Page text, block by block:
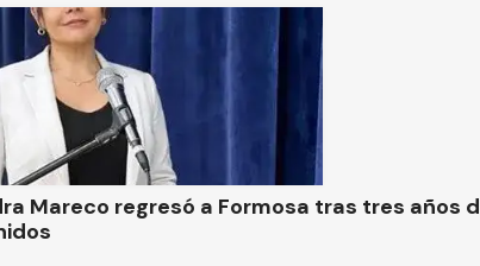
Mareco regresó a Formosa tras tres años